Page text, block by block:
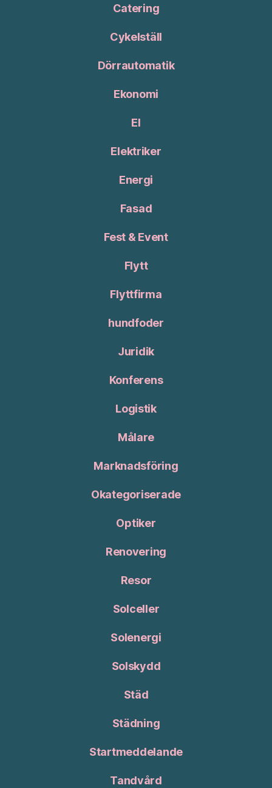
Catering
Cykelställ
Dörrautomatik
Ekonomi
El
Elektriker
Energi
Fasad
Fest & Event
Flytt
Flyttfirma
hundfoder
Juridik
Konferens
Logistik
Målare
Marknadsföring
Okategoriserade
Optiker
Renovering
Resor
Solceller
Solenergi
Solskydd
Städ
Städning
Startmeddelande
Tandvård